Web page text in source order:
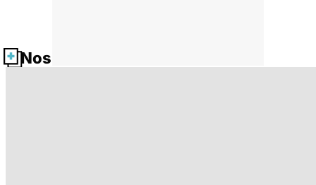
Nos fiches santé